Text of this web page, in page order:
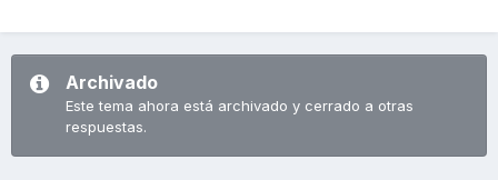
Archivado
Este tema ahora está archivado y cerrado a otras
respuestas.